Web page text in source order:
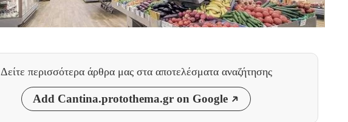
Δείτε περισσότερα άρθρα μας στα αποτελέσματα αναζήτησης
Add Cantina.protothema.gr on Google